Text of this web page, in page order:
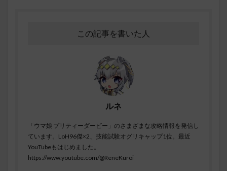
この記事を書いた人
ルネ
「ウマ娘 プリティーダービー」のさまざまな攻略情報を発信し
ています。LoH96傑×2、技能試験オグリキャップ1位。最近
YouTubeもはじめました。
https://www.youtube.com/@ReneKuroi